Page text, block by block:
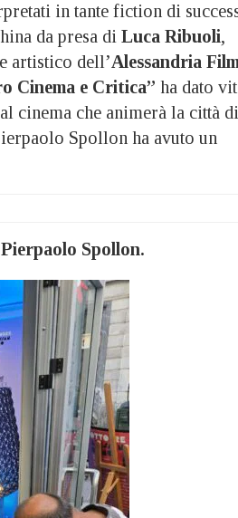
in tante fiction di
da presa di Luca Ribuoli,
artistico dell’Alessandria
Cinema e Critica” ha dato
cinema che animerà la città di
Spollon ha avuto un
Spollon.